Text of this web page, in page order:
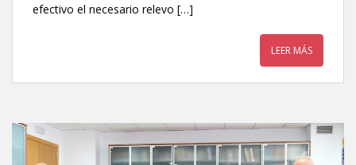
efectivo el necesario relevo […]
LEER MÁS